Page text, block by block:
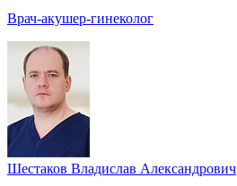
Врач-акушер-гинеколог
Шестаков Владислав Александрович